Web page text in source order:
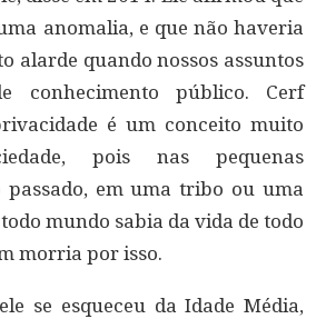
anomalia, e que não haveria
alarde quando nossos assuntos
conhecimento público. Cerf
é um conceito muito
pois nas pequenas
passado, em uma tribo ou uma
mundo sabia da vida de todo
morria por isso.
se esqueceu da Idade Média,